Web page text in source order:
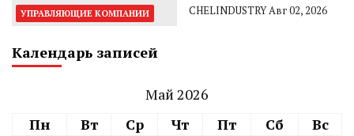
УПРАВЛЯЮЩИЕ КОМПАНИИ CHELINDUSTRYАвг 02, 2026
Календарь записей
Май 2026
Пн
Вт Ср Чт Пт Сб
Вс